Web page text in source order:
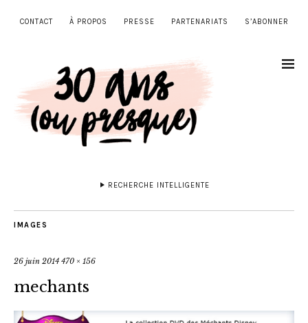
CONTACT À PROPOS PRESSE PARTENARIATS S’ABONNER
RECHERCHE INTELLIGENTE
IMAGES
26 juin 2014 470 × 156
mechants